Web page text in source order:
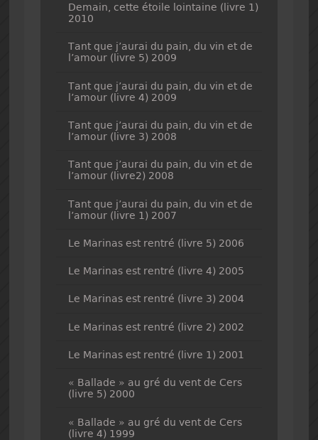
Demain, cette étoile lointaine (livre 1)
2010
Tant que j’aurai du pain, du vin et de
l’amour (livre 5) 2009
Tant que j’aurai du pain, du vin et de
l’amour (livre 4) 2009
Tant que j’aurai du pain, du vin et de
l’amour (livre 3) 2008
Tant que j’aurai du pain, du vin et de
l’amour (livre2) 2008
Tant que j’aurai du pain, du vin et de
l’amour (livre 1) 2007
Le Marinas est rentré (livre 5) 2006
Le Marinas est rentré (livre 4) 2005
Le Marinas est rentré (livre 3) 2004
Le Marinas est rentré (livre 2) 2002
Le Marinas est rentré (livre 1) 2001
« Ballade » au gré du vent de Cers
(livre 5) 2000
« Ballade » au gré du vent de Cers
(livre 4) 1999